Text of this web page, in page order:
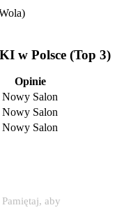
w Polsce (Top 3)
Opinie
Nowy Salon
Nowy Salon
Nowy Salon
aby